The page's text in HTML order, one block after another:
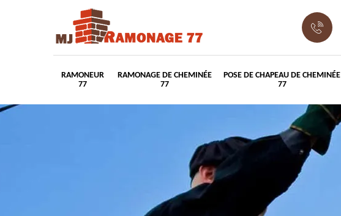
RAMONEUR
77
RAMONAGE DE CHEMINÉE
77
POSE DE CHAPEAU DE CHEMINÉE
77